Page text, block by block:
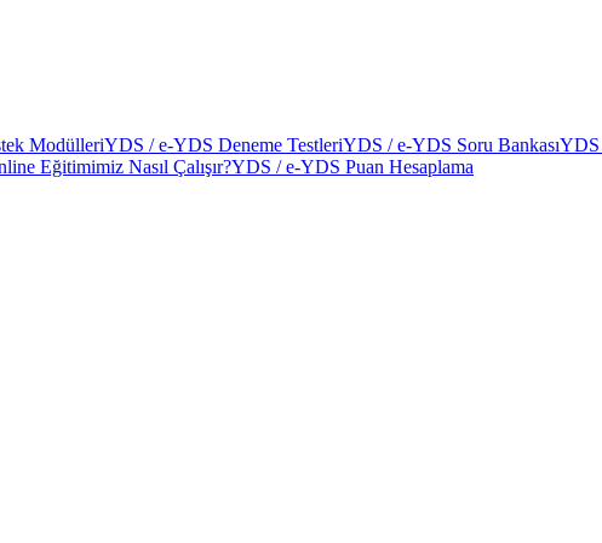
ModülleriYDS / e-YDS Deneme TestleriYDS / e-YDS Soru BankasıYDS
Eğitimimiz Nasıl Çalışır?YDS / e-YDS Puan Hesaplama